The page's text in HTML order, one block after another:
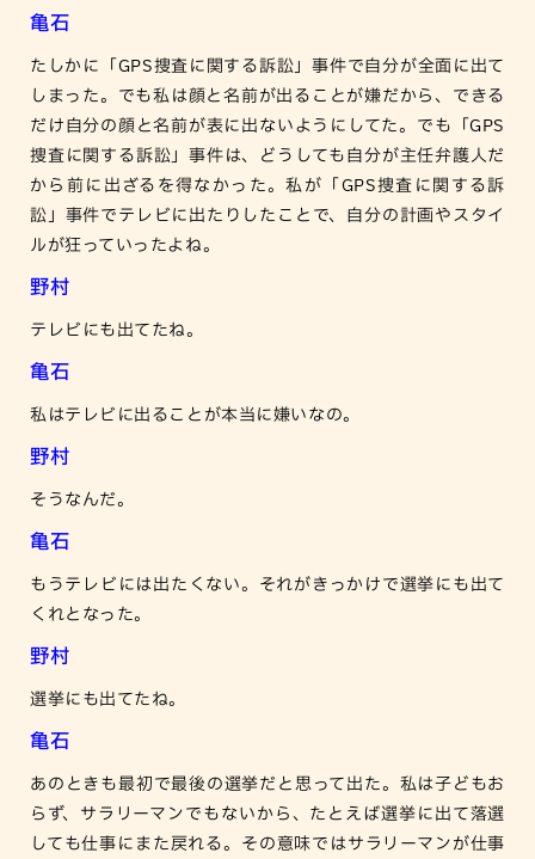
亀石
たしかに「GPS捜査に関する訴訟」事件で自分が全面に出て
しまった。でも私は顔と名前が出ることが嫌だから、できる
だけ自分の顔と名前が表に出ないようにしてた。でも「GPS
捜査に関する訴訟」事件は、どうしても自分が主任弁護人だ
から前に出ざるを得なかった。私が「GPS捜査に関する訴
訟」事件でテレビに出たりしたことで、自分の計画やスタイ
ルが狂っていったよね。
野村
テレビにも出てたね。
亀石
私はテレビに出ることが本当に嫌いなの。
野村
そうなんだ。
亀石
もうテレビには出たくない。それがきっかけで選挙にも出て
くれとなった。
野村
選挙にも出てたね。
亀石
あのときも最初で最後の選挙だと思って出た。私は子どもお
らず、サラリーマンでもないから、たとえば選挙に出て落選
しても仕事にまた戻れる。その意味ではサラリーマンが仕事